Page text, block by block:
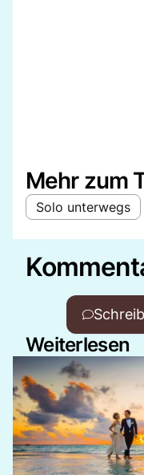
Mehr zum
Solo unterwegs
Weiterlesen